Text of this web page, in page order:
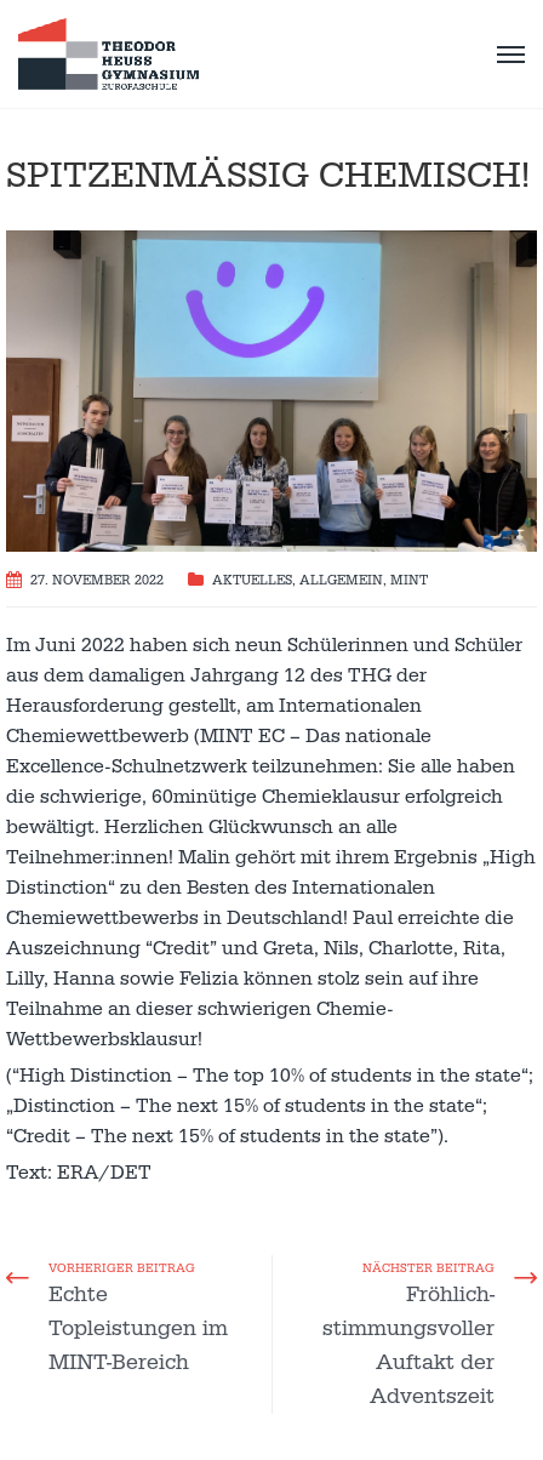
SPITZENMÄSSIG CHEMISCH!
27. NOVEMBER 2022 AKTUELLES, ALLGEMEIN, MINT
Im Juni 2022 haben sich neun Schülerinnen und Schüler
aus dem damaligen Jahrgang 12 des THG der
Herausforderung gestellt, am Internationalen
Chemiewettbewerb (MINT EC – Das nationale
Excellence-Schulnetzwerk teilzunehmen: Sie alle haben
die schwierige, 60minütige Chemieklausur erfolgreich
bewältigt. Herzlichen Glückwunsch an alle
Teilnehmer:innen! Malin gehört mit ihrem Ergebnis „High
Distinction“ zu den Besten des Internationalen
Chemiewettbewerbs in Deutschland! Paul erreichte die
Auszeichnung “Credit” und Greta, Nils, Charlotte, Rita,
Lilly, Hanna sowie Felizia können stolz sein auf ihre
Teilnahme an dieser schwierigen Chemie-
Wettbewerbsklausur!
(“High Distinction – The top 10% of students in the state“;
„Distinction – The next 15% of students in the state“;
“Credit – The next 15% of students in the state”).
Text: ERA/DET
VORHERIGER BEITRAG
Echte
Topleistungen im
MINT-Bereich
NÄCHSTER BEITRAG
Fröhlich-
stimmungsvoller
Auftakt der
Adventszeit